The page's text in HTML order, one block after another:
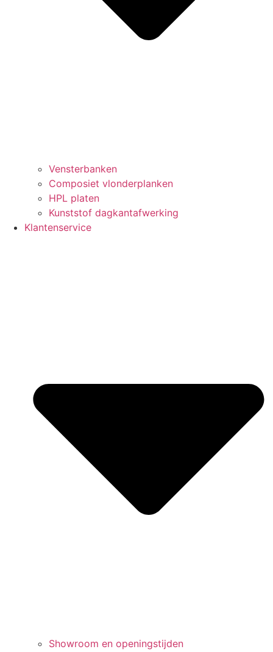
Vensterbanken
Composiet vlonderplanken
HPL platen
Kunststof dagkantafwerking
Klantenservice
Showroom en openingstijden